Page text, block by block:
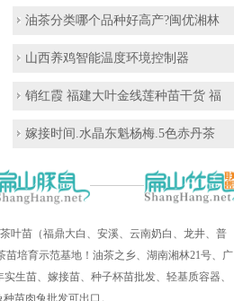
油茶分类哪个品种好高产?闽优湘林
山西养鸡智能温度环境控制器
销红霞 福建大叶金线莲种苗干货 福
嫁接时间.水晶东魁杨梅.5色赤丹茶
叶苗（福鼎大白、安溪、云南奶白、龙井、普
培育示范基地！油茶之乡、湖南湘林21号、广
生苗、嫁接苗、种子杯苗批发、轻基质容器、
苗肉兔批发可出口。